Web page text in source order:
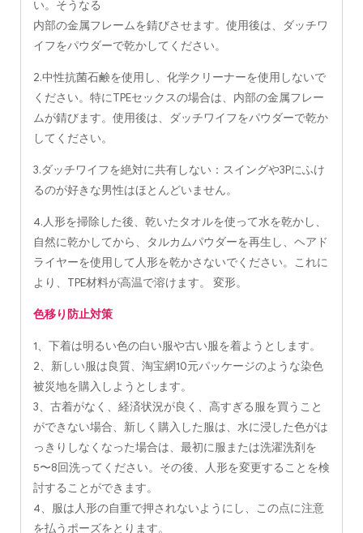
い。そうなる
内部の金属フレームを錆びさせます。使用後は、ダッチワ
イフをパウダーで乾かしてください。
2.中性抗菌石鹸を使用し、化学クリーナーを使用しないで
ください。特にTPEセックスの場合は、内部の金属フレー
ムが錆びます。使用後は、ダッチワイフをパウダーで乾か
してください。
3.ダッチワイフを絶対に共有しない：スイングや3Pにふけ
るのが好きな男性はほとんどいません。
4.人形を掃除した後、乾いたタオルを使って水を乾かし、
自然に乾かしてから、タルカムパウダーを再生し、ヘアド
ライヤーを使用して人形を乾かさないでください。これに
より、TPE材料が高温で溶けます。 変形。
色移り防止対策
1、下着は明るい色の白い服や古い服を着ようとします。
2、新しい服は良質、淘宝網10元パッケージのような染色
被災地を購入しようとします。
3、古着がなく、経済状況が良く、高すぎる服を買うこと
ができない場合、新しく購入した服は、水に浸した色がは
っきりしなくなった場合は、最初に服または洗濯洗剤を
5〜8回洗ってください。その後、人形を変更することを検
討することができます。
4、服は人形の自重で押されないようにし、この点に注意
を払うポーズをとります。